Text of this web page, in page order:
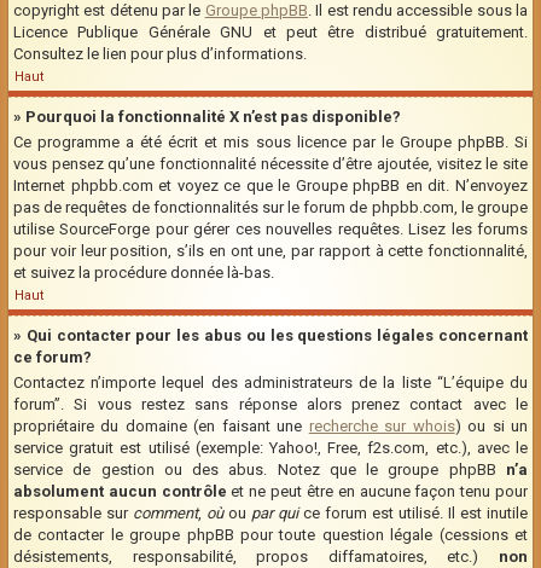
copyright est détenu par le Groupe phpBB. Il est rendu accessible sous la
Licence Publique Générale GNU et peut être distribué gratuitement.
Consultez le lien pour plus d’informations.
Haut
» Pourquoi la fonctionnalité X n’est pas disponible?
Ce programme a été écrit et mis sous licence par le Groupe phpBB. Si
vous pensez qu’une fonctionnalité nécessite d’être ajoutée, visitez le site
Internet phpbb.com et voyez ce que le Groupe phpBB en dit. N’envoyez
pas de requêtes de fonctionnalités sur le forum de phpbb.com, le groupe
utilise SourceForge pour gérer ces nouvelles requêtes. Lisez les forums
pour voir leur position, s’ils en ont une, par rapport à cette fonctionnalité,
et suivez la procédure donnée là-bas.
Haut
» Qui contacter pour les abus ou les questions légales concernant
ce forum?
Contactez n’importe lequel des administrateurs de la liste “L’équipe du
forum”. Si vous restez sans réponse alors prenez contact avec le
propriétaire du domaine (en faisant une recherche sur whois) ou si un
service gratuit est utilisé (exemple: Yahoo!, Free, f2s.com, etc.), avec le
service de gestion ou des abus. Notez que le groupe phpBB n’a
absolument aucun contrôle et ne peut être en aucune façon tenu pour
responsable sur comment, oùou par quice forum est utilisé. Il est inutile
de contacter le groupe phpBB pour toute question légale (cessions et
désistements, responsabilité, propos diffamatoires, etc.) non